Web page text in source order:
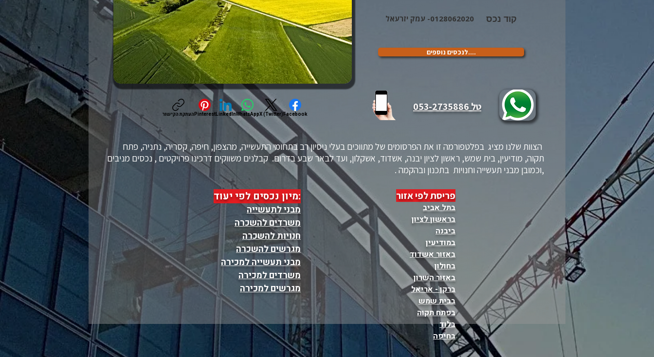
קוד נכס 0128062020- עמק יזרעאל
....לנכסים נוספים
טל 053-2735886
Facebook
X (Twitter)
WhatsApp
LinkedIn
Pinterestהעתקת הקישור
הצוות שלנו מציג בפלטפורמה זו את הפרסומים של מתווכים בעלי ניסיון רב בתחומי התעשייה, מהצפון, חיפה, קסריה, נתניה, פתח
תקוה, מודיעין, בית שמש, ראשון לציון יבנה, אשדוד, אשקלון, ועד לבאר שבע בדרום. קבלנים משווקים דרכינו פרויקטים , נכסים מניבים
,וכמובן מבני תעשייה וחנויות בתכנון ובהקמה .
פריסת לפי אזור
בתל אביב
בראשון לציון
ביבנה
במודיעין
באזור אשדוד
בחולון
באזור השרון
ברקן - אריאל
בבית שמש
בפתח תקוה
בלוד
בחיפה
:מיון נכסים לפי יעוד
מבני לתעשייה
משרדים להשכרה
חנויות להשכרה
מגרשים להשכרה
מבני תעשייה למכירה
משרדים למכירה
מגרשים למכירה